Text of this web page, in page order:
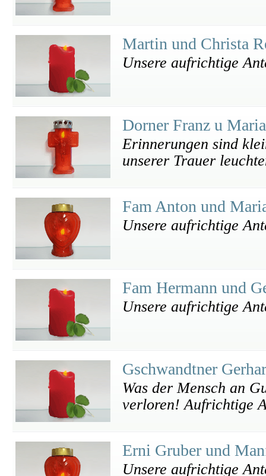
Martin und Christa
Unsere aufrichtige
Dorner Franz u
Erinnerungen sind
unserer Trauer
Fam Anton und
Unsere aufrichtige
Fam Hermann und
Unsere aufrichtige
Gschwandtner
Was der Mensch an
verloren! Aufrichtige
Erni Gruber und
Unsere aufrichtige